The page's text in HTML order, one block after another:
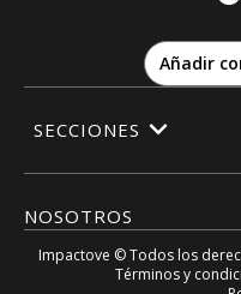
Añadir
NOSOTROS
SECCIONES
Impactove © Todos los
Términos y